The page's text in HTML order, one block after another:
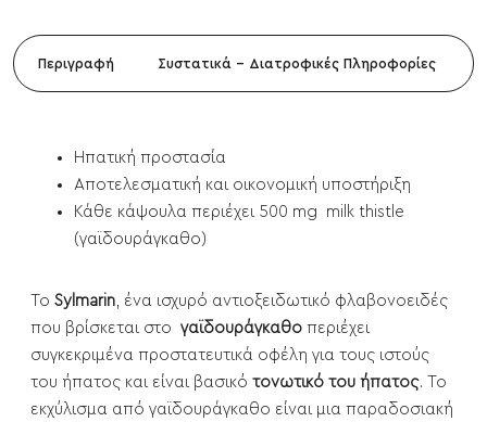
Περιγραφή Συστατικά - Διατροφικές Πληροφορίες
Ηπατική προστασία
Αποτελεσματική και οικονομική υποστήριξη
Κάθε κάψουλα περιέχει 500 mg milk thistle
(γαϊδουράγκαθο)
Το Sylmarin, ένα ισχυρό αντιοξειδωτικό φλαβονοειδές
που βρίσκεται στο γαϊδουράγκαθο περιέχει
συγκεκριμένα προστατευτικά οφέλη για τους ιστούς
του ήπατος και είναι βασικό τονωτικό του ήπατος. Το
εκχύλισμα από γαϊδουράγκαθο είναι μια παραδοσιακή